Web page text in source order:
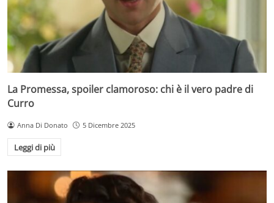
La Promessa, spoiler clamoroso: chi è il vero padre di
Curro
Anna Di Donato 5 Dicembre 2025
Leggi di più